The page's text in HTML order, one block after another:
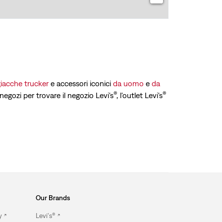
truckere accessori iconici da uomo e da
per trovare il negozio Levi's®, l'outlet Levi's®
Our Brands
Levi's®